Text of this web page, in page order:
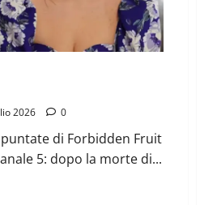
2026 0
di Forbidden Fruit
5: dopo la morte di...